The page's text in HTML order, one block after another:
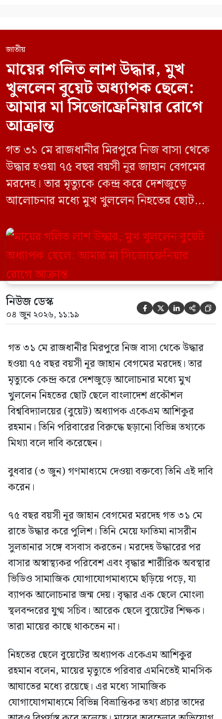
জাতীয়
মায়ের গলিত লাশ উদ্ধার, মুখ
খুললেন বুয়েট অধ্যাপক ছেলে:
আমার মা সিজোফ্রেনিয়ার রোগে
আক্রান্ত
গত ৩১ মে রাজধানীর মিরপুরে নিজ বাসা থেকে
উদ্ধার হওয়া ৭৫ বছর বয়সী নূর জাহান বেগমের
মরদেহ। তার মৃত্যুকে কেন্দ্র করে দেশজুড়ে
আলোচনার মধ্যে মুখ খুললেন নিহতের ছোট
(বুয়েট) অধ্যাপক একেএম আশিকুর রহমান।
তিনি পরিবারের বিরুদ্ধে ছড়ানো বিভিন্ন তথ্যকে
মিথ্যা বলে দাবি করেছেন। বুধবার (৩ জুন)
গণমাধ্যমে দেওয়া বক্তব্যে তিনি এই […]
নিউজ ডেস্ক
০৪ জুন ২০২৬, ১১:১৯     
গত ৩১ মে রাজধানীর মিরপুরে নিজ বাসা থেকে উদ্ধার
হওয়া ৭৫ বছর বয়সী নূর জাহান বেগমের মরদেহ। তার
মৃত্যুকে কেন্দ্র করে দেশজুড়ে আলোচনার মধ্যে মুখ
খুললেন নিহতের ছোট ছেলে বাংলাদেশ প্রকৌশল
বিশ্ববিদ্যালয়ের (বুয়েট) অধ্যাপক একেএম আশিকুর
রহমান। তিনি পরিবারের বিরুদ্ধে ছড়ানো বিভিন্ন তথ্যকে
মিথ্যা বলে দাবি করেছেন।
বুধবার (৩ জুন) গণমাধ্যমে দেওয়া বক্তব্যে তিনি এই দাবি
করেন।
৭৫ বছর বয়সী নূর জাহান বেগমের মরদেহ গত ৩১ মে
রাতে উদ্ধার করে পুলিশ। তিনি মেয়ে ফাতিমা নাসরীন
সুলতানার সঙ্গে বসবাস করতেন। মরদেহ উদ্ধারের পর
বাসার অস্বাস্থ্যকর পরিবেশ এবং বৃদ্ধার শারীরিক অবস্থার
ভিডিও সামাজিক যোগাযোগমাধ্যমে ছড়িয়ে পড়ে, যা
ব্যাপক আলোচনার জন্ম দেয়। বৃদ্ধার এক ছেলে মোংলা
স্থলবন্দরের যুগ্ম সচিব। আরেক ছেলে বুয়েটের শিক্ষক।
তারা মায়ের কাছে থাকতেন না।
নিহতের ছেলে বুয়েটের অধ্যাপক একেএম আশিকুর
রহমান বলেন, মায়ের মৃত্যুতে পরিবার এমনিতেই মানসিক
আঘাতের মধ্যে রয়েছে। এর মধ্যে সামাজিক
যোগাযোগমাধ্যমে বিভিন্ন বিভ্রান্তিকর তথ্য প্রচার তাদের